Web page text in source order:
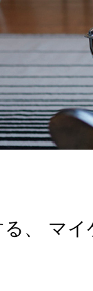
、 マ